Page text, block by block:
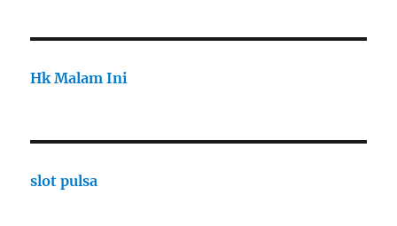
Hk Malam Ini
slot pulsa